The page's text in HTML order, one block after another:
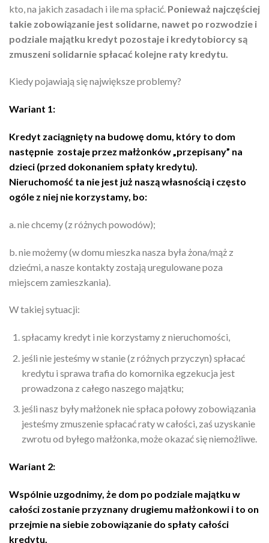
kto, na jakich zasadach i ile ma spłacić. Ponieważ najczęściej
takie zobowiązanie jest solidarne, nawet po rozwodzie i
podziale majątku kredyt pozostaje i kredytobiorcy są
zmuszeni solidarnie spłacać kolejne raty kredytu.
Kiedy pojawiają się największe problemy?
Wariant 1:
Kredyt zaciągnięty na budowę domu, który to dom
następnie zostaje przez małżonków „przepisany” na
dzieci (przed dokonaniem spłaty kredytu).
Nieruchomość ta nie jest już naszą własnością i często
ogóle z niej nie korzystamy, bo:
a. nie chcemy (z różnych powodów);
b. nie możemy (w domu mieszka nasza była żona/mąż z
dziećmi, a nasze kontakty zostają uregulowane poza
miejscem zamieszkania).
W takiej sytuacji:
spłacamy kredyt i nie korzystamy z nieruchomości,
jeśli nie jesteśmy w stanie (z różnych przyczyn) spłacać
kredytu i sprawa trafia do komornika egzekucja jest
prowadzona z całego naszego majątku;
jeśli nasz były małżonek nie spłaca połowy zobowiązania
jesteśmy zmuszenie spłacać raty w całości, zaś uzyskanie
zwrotu od byłego małżonka, może okazać się niemożliwe.
Wariant 2:
Wspólnie uzgodnimy, że dom po podziale majątku w
całości zostanie przyznany drugiemu małżonkowi i to on
przejmie na siebie zobowiązanie do spłaty całości
kredytu.